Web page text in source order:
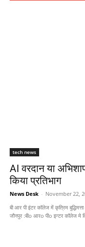
tech news
AI वरदान या
किया प्रतिभाग
News Desk - November 22,
बी आर पी इंटर कॉलेज में कृत्रिम बुद्धिमत्ता
जौनपुर :बीo आरo पीo इन्टर कॉलेज मे